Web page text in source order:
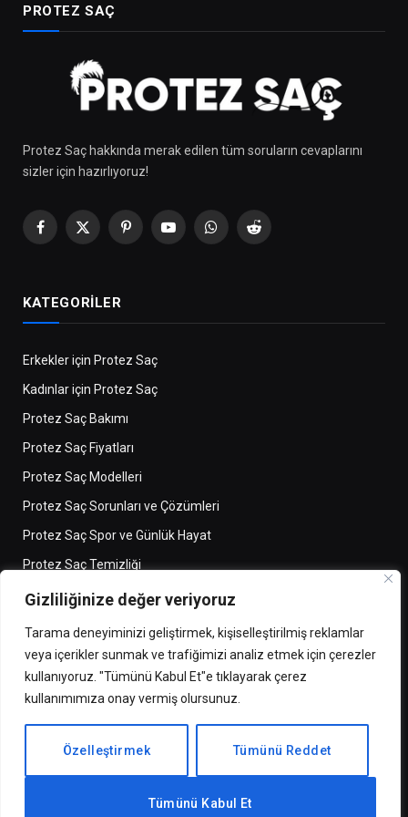
Gizliliğinize değer veriyoruz
Tarama deneyiminizi geliştirmek, kişiselleştirilmiş reklamlar
veya içerikler sunmak ve trafiğimizi analiz etmek için çerezler
kullanıyoruz. "Tümünü Kabul Et"e tıklayarak çerez
kullanımımıza onay vermiş olursunuz.
Özelleştirmek Tümünü Reddet
Tümünü Kabul Et
PROTEZ SAÇ
Protez Saç hakkında merak edilen tüm soruların cevaplarını
sizler için hazırlıyoruz!
Facebook
X
PinterestYoutubeWhatsApp
Reddit
KATEGORILER
Erkekler için Protez Saç
Kadınlar için Protez Saç
Protez Saç Bakımı
Protez Saç Fiyatları
Protez Saç Modelleri
Protez Saç Sorunları ve Çözümleri
Protez Saç Spor ve Günlük Hayat
Protez Saç Temizliği
Saç Kaybı ve Çözümler
SÖZLEŞMELER
Çerez Politikası
Kullanım Koşulları
Gizlilik Politikası